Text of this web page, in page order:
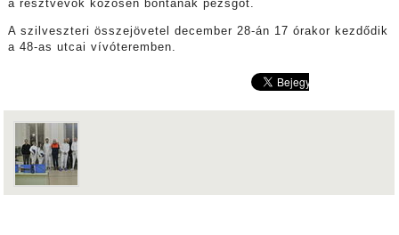
a résztvevők közösen bontanak pezsgőt.
A szilveszteri összejövetel december 28-án 17 órakor kezdődik
a 48-as utcai vívóteremben.